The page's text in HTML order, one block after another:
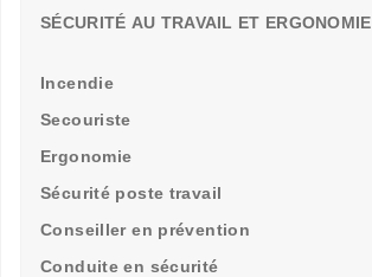
SÉCURITÉ AU TRAVAIL ET ERGONOMIE
Incendie
Secouriste
Ergonomie
Sécurité poste travail
Conseiller en prévention
Conduite en sécurité